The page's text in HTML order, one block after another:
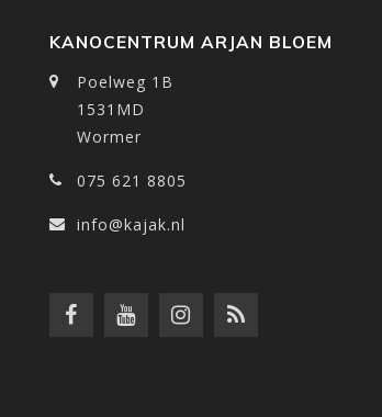
KANOCENTRUM ARJAN BLOEM
Poelweg 1B
1531MD
Wormer
075 621 8805
info@kajak.nl